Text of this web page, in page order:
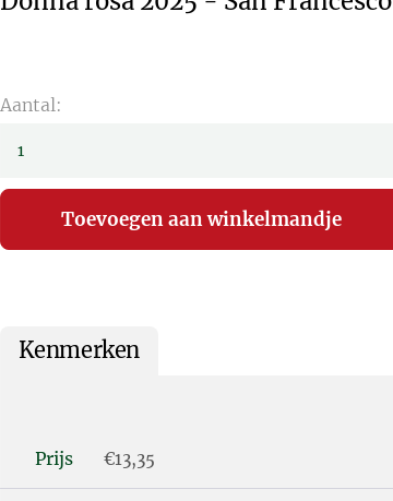
Aantal:
Kenmerken
Prijs €13,35